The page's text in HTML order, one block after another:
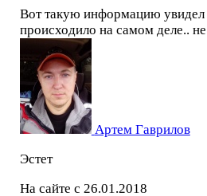
Вот такую информацию увидел
происходило на самом деле..
Артем Гаврилов
Эстет
На сайте с 26.01.2018